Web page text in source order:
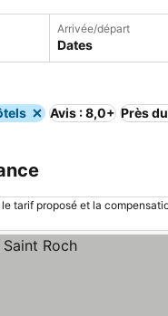
Arrivée/départ
Dates
Avis : 8,0+ Près
tarif proposé et la